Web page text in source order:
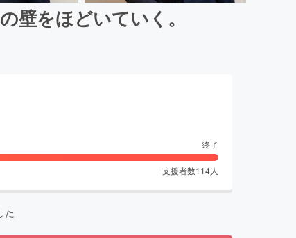
壁をほどいていく。
終了
支援者数114人
た